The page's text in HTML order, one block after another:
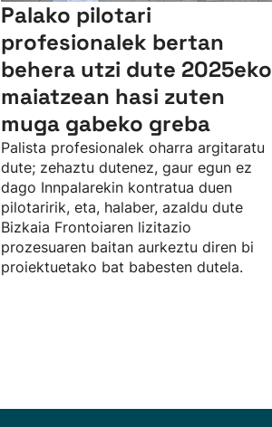
Palako pilotari
profesionalek bertan
behera utzi dute 2025eko
maiatzean hasi zuten
muga gabeko greba
Palista profesionalek oharra argitaratu
dute; zehaztu dutenez, gaur egun ez
dago Innpalarekin kontratua duen
pilotaririk, eta, halaber, azaldu dute
Bizkaia Frontoiaren lizitazio
prozesuaren baitan aurkeztu diren bi
proiektuetako bat babesten dutela.